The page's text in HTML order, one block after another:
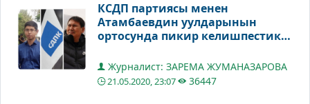
КСДП партиясы менен
Атамбаевдин уулдарынын
ортосунда пикир келишпестик
Журналист: ЗАРЕМА ЖУМАНАЗАРОВА
21.05.2020, 23:07 36447